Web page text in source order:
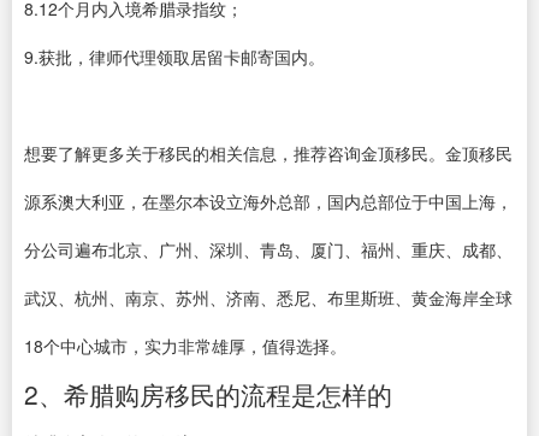
8.12个月内入境希腊录指纹；
9.获批，律师代理领取居留卡邮寄国内。
想要了解更多关于移民的相关信息，推荐咨询金顶移民。金顶移民
源系澳大利亚，在墨尔本设立海外总部，国内总部位于中国上海，
分公司遍布北京、广州、深圳、青岛、厦门、福州、重庆、成都、
武汉、杭州、南京、苏州、济南、悉尼、布里斯班、黄金海岸全球
18个中心城市，实力非常雄厚，值得选择。
2、希腊购房移民的流程是怎样的